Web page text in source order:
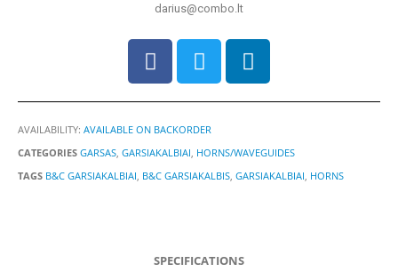
darius@combo.lt
AVAILABILITY: AVAILABLE ON BACKORDER
CATEGORIES GARSAS, GARSIAKALBIAI, HORNS/WAVEGUIDES
TAGS B&C GARSIAKALBIAI B&C GARSIAKALBIS GARSIAKALBIAI HORNS
SPECIFICATIONS